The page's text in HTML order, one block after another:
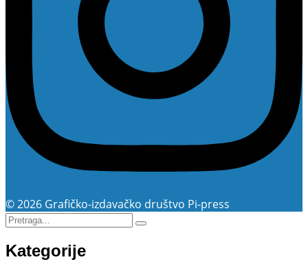
© 2026 Grafičko-izdavačko društvo Pi-press
Kategorije